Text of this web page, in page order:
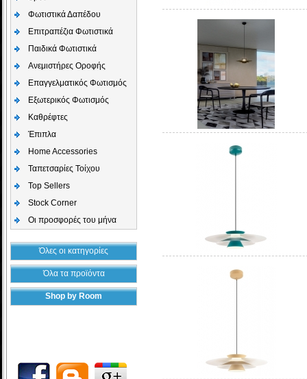
Φωτιστικά Δαπέδου
Επιτραπέζια Φωτιστικά
Παιδικά Φωτιστικά
Aνεμιστήρες Οροφής
Επαγγελματικός Φωτισμός
Εξωτερικός Φωτισμός
Καθρέφτες
Έπιπλα
Home Accessories
Ταπετσαρίες Τοίχου
Top Sellers
Stock Corner
Οι προσφορές του μήνα
Όλες οι κατηγορίες
Όλα τα προϊόντα
Shop by Room